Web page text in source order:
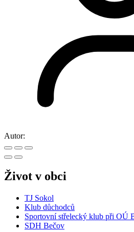
Autor:
Život v obci
TJ Sokol
Klub důchodců
Sportovní střelecký klub při OÚ
SDH Bečov